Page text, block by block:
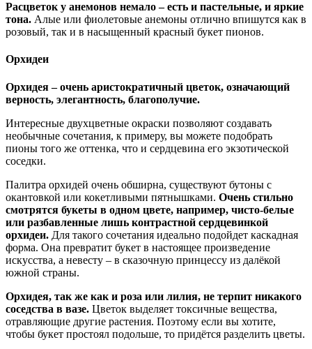
Расцветок у анемонов немало – есть и пастельные, и яркие
тона. Алые или фиолетовые анемоны отлично впишутся как в
розовый, так и в насыщенный красный букет пионов.
Орхидеи
Орхидея – очень аристократичный цветок, означающий
верность, элегантность, благополучие.
Интересные двухцветные окраски позволяют создавать
необычные сочетания, к примеру, вы можете подобрать
пионы того же оттенка, что и сердцевина его экзотической
соседки.
Палитра орхидей очень обширна, существуют бутоны с
окантовкой или кокетливыми пятнышками. Очень стильно
смотрятся букеты в одном цвете, например, чисто-белые
или разбавленные лишь контрастной сердцевинкой
орхидеи. Для такого сочетания идеально подойдет каскадная
форма. Она превратит букет в настоящее произведение
искусства, а невесту – в сказочную принцессу из далёкой
южной страны.
Орхидея, так же как и роза или лилия, не терпит никакого
соседства в вазе. Цветок выделяет токсичные вещества,
отравляющие другие растения. Поэтому если вы хотите,
чтобы букет простоял подольше, то придётся разделить цветы.